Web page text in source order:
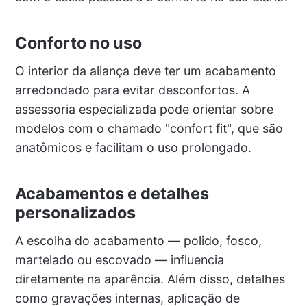
Conforto no uso
O interior da aliança deve ter um acabamento
arredondado para evitar desconfortos. A
assessoria especializada pode orientar sobre
modelos com o chamado "confort fit", que são
anatômicos e facilitam o uso prolongado.
Acabamentos e detalhes
personalizados
A escolha do acabamento — polido, fosco,
martelado ou escovado — influencia
diretamente na aparência. Além disso, detalhes
como gravações internas, aplicação de